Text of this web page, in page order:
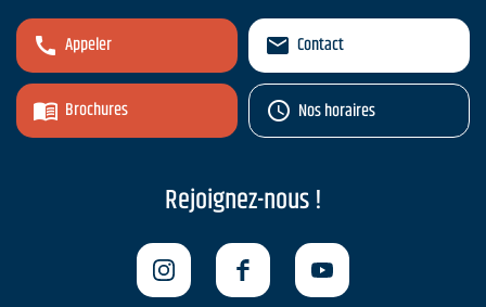
Appeler
Brochures
Contact
Nos horaires
Rejoignez-nous !